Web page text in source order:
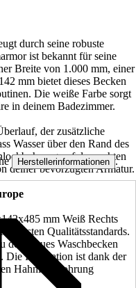
durch seine robuste
ist bekannt für seine
Breite von 1.000 mm, einer
mm bietet dieses Becken
Die weiße Farbe sorgt
in deinem Badezimmer.
der zusätzliche
Wasser über den Rand des
auf der rechten
deiner bevorzugten Armatur.
mm Weiß Rechts
Qualitätsstandards.
dein neues Waschbecken
Die Installation ist dank der
Hahnlochbohrung
Herstellerinformationen .